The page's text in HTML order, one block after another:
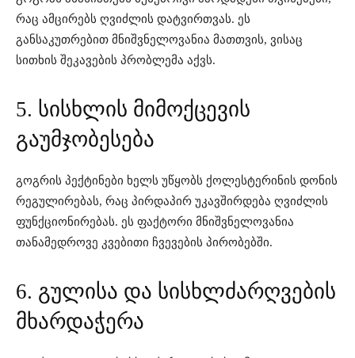
რაც ამცირებს ღვიძლის დატვირთვას. ეს
განსაკუთრებით მნიშვნელოვანია მათთვის, ვისაც
სითხის შეკავების პრობლემა აქვს.
5. სისხლის მიმოქცევის
გაუმჯობესება
გოგრის პექტინები ხელს უწყობს ქოლესტერინის დონის
რეგულირებას, რაც პირდაპირ უკავშირდება ღვიძლის
ფუნქციონირებას. ეს ფაქტორი მნიშვნელოვანია
თანამედროვე კვებითი ჩვევების პირობებში.
6. გულისა და სისხლძარღვების
მხარდაჭერა